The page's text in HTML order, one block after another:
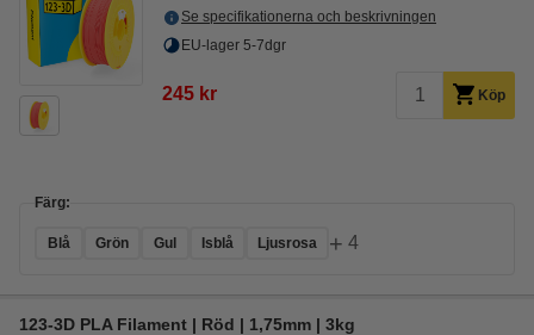
Se specifikationerna och beskrivningen
EU-lager 5-7dgr
245 kr Köp
Färg:
Blå Grön Gul Isblå Ljusrosa + 4
123-3D PLA Filament | Röd | 1,75mm | 3kg